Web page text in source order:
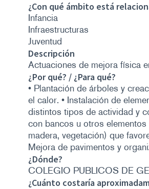
¿Con qué ámbito está
Infancia
Infraestructuras
Juventud
Descripción
Actuaciones de mejora física
¿Por qué? / ¿Para qué?
• Plantación de árboles y
el calor. • Instalación de
distintos tipos de actividad y
con bancos u otros
madera, vegetación) que
Mejora de pavimentos y
¿Dónde?
COLEGIO PUBLICOS DE
¿Cuánto costaría